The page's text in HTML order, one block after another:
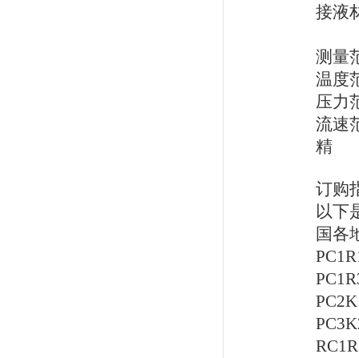
接液
测量
温度
压力
流速
精
订购
以下
国各